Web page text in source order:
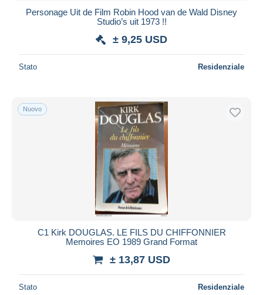
Personage Uit de Film Robin Hood van de Wald Disney
Studio’s uit 1973 !!
± 9,25 USD
Stato Residenziale
Nuovo
C1 Kirk DOUGLAS. LE FILS DU CHIFFONNIER
Memoires EO 1989 Grand Format
± 13,87 USD
Stato Residenziale